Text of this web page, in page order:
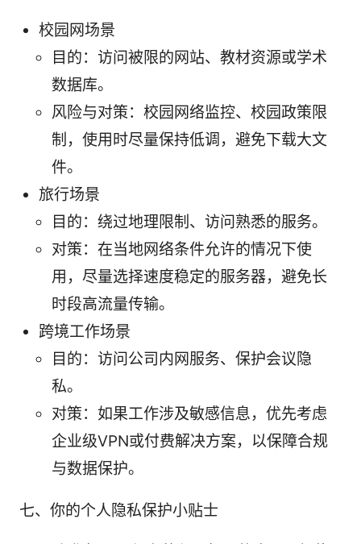
校园网场景
目的：访问被限的网站、教材资源或学术
数据库。
风险与对策：校园网络监控、校园政策限
制，使用时尽量保持低调，避免下载大文
件。
旅行场景
目的：绕过地理限制、访问熟悉的服务。
对策：在当地网络条件允许的情况下使
用，尽量选择速度稳定的服务器，避免长
时段高流量传输。
跨境工作场景
目的：访问公司内网服务、保护会议隐
私。
对策：如果工作涉及敏感信息，优先考虑
企业级VPN或付费解决方案，以保障合规
与数据保护。
七、你的个人隐私保护小贴士